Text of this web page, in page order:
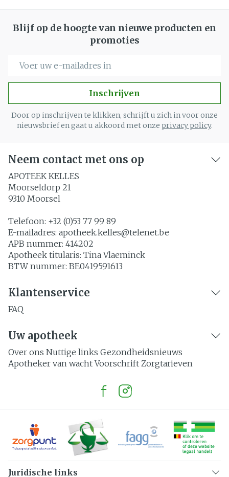
Blijf op de hoogte van nieuwe producten en
promoties
Inschrijven
Door op inschrijven te klikken, schrijft u zich in voor onze
nieuwsbrief en gaat u akkoord met onze privacy policy.
Neem contact met ons op
APOTEEK KELLES
Moorseldorp 21
9310 Moorsel
Telefoon: +32 (0)53 77 99 89
E-mailadres: apotheek.kelles@telenet.be
APB nummer: 414202
Apotheek titularis: Tina Vlaeminck
BTW nummer: BE0419591613
Klantenservice
FAQ
Uw apotheek
Over ons Nuttige links Gezondheidsnieuws
Apotheker van wacht Voorschrift Zorgtarieven
Juridische links